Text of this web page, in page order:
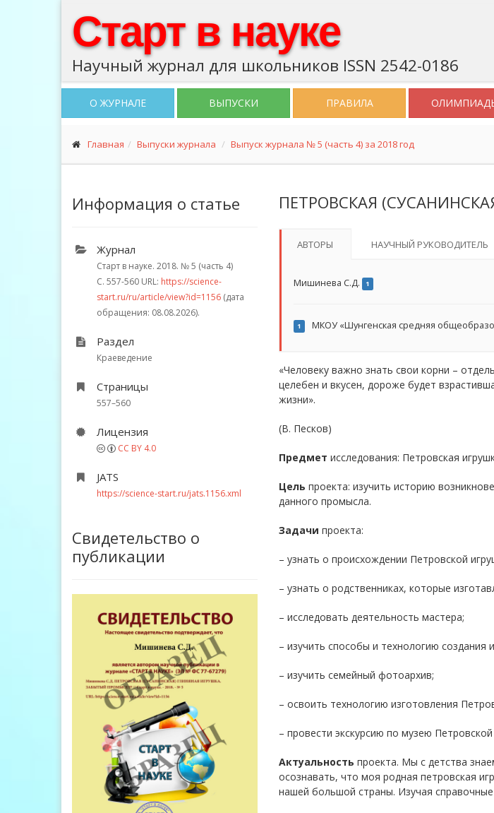
Старт в науке
Научный журнал для школьников ISSN 2542-0186
О ЖУРНАЛЕ ВЫПУСКИ ПРАВИЛА
Главная Выпуски журнала Выпуск журнала № 5 (часть 4) за 2018 год
Информация о статье
Журнал
Старт в науке. 2018. № 5 (часть 4)
С. 557-560 URL: https://science-
start.ru/ru/article/view?id=1156 (дата
обращения: 08.08.2026).
Раздел
Краеведение
Страницы
557–560
Лицензия
CC BY 4.0
JATS
https://science-start.ru/jats.1156.xml
Свидетельство о
публикации
ПЕТРОВСКАЯ
АВТОРЫ НАУЧНЫЙ РУКОВОДИТЕЛЬ
Мишинева С.Д. 1
1 МКОУ «Шунгенская средняя
«Человеку важно знать свои корни –
целебен и вкусен, дороже будет
жизни».
(В. Песков)
Предмет исследования: Петровская
Цель проекта: изучить историю
данного промысла.
Задачи проекта:
– узнать о происхождении Петровской
– узнать о родственниках, которые
– исследовать деятельность мастера;
– изучить способы и технологию создания
– изучить семейный фотоархив;
– освоить технологию изготовления
– провести экскурсию по музею Петровской
Актуальность проекта. Мы с детства
осознавать, что моя родная петровская
нашей большой страны. Изучая